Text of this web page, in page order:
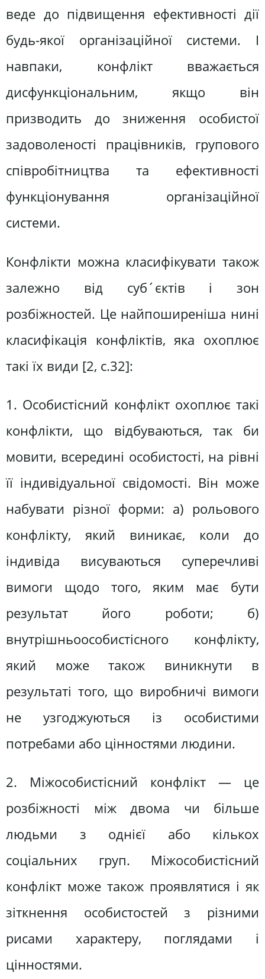
веде до підвищення ефективності дії
будь-якої організаційної системи. І
навпаки, конфлікт вважається
дисфункціональним, якщо він
призводить до зниження особистої
задоволеності працівників, групового
співробітництва та ефективності
функціонування організаційної
системи.
Конфлікти можна класифікувати також
залежно від суб´єктів і зон
розбіжностей. Це найпоширеніша нині
класифікація конфліктів, яка охоплює
такі їх види [2, с.32]:
1. Особистісний конфлікт охоплює такі
конфлікти, що відбуваються, так би
мовити, всередині особистості, на рівні
її індивідуальної свідомості. Він може
набувати різної форми: а) рольового
конфлікту, який виникає, коли до
індивіда висуваються суперечливі
вимоги щодо того, яким має бути
результат його роботи; б)
внутрішньоособистісного конфлікту,
який може також виникнути в
результаті того, що виробничі вимоги
не узгоджуються із особистими
потребами або цінностями людини.
2. Міжособистісний конфлікт — це
розбіжності між двома чи більше
людьми з однієї або кількох
соціальних груп. Міжособистісний
конфлікт може також проявлятися і як
зіткнення особистостей з різними
рисами характеру, поглядами і
цінностями.